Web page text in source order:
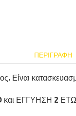
ΠΕΡΙΓΡΑΦΉ
Είναι
και ΕΓΓΥΗΣΗ 2